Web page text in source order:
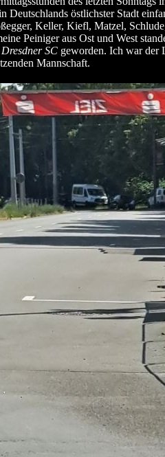
Deutschlands östlichster Stadt
Keller, Kiefl, Matzel,
Peiniger aus Ost und West
Dresdner SC geworden. Ich war der
Mannschaft.